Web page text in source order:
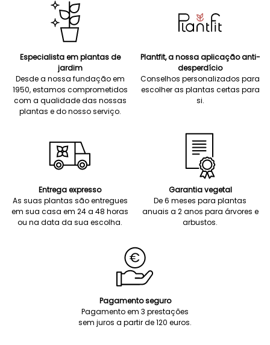
Especialista em plantas de
jardim
Desde a nossa fundação em
1950, estamos comprometidos
com a qualidade das nossas
plantas e do nosso serviço.
Plantfit, a nossa aplicação anti-
desperdício
Conselhos personalizados para
escolher as plantas certas para
si.
Entrega expresso
As suas plantas são entregues
em sua casa em 24 a 48 horas
ou na data da sua escolha.
Garantia vegetal
De 6 meses para plantas
anuais a 2 anos para árvores e
arbustos.
Pagamento seguro
Pagamento em 3 prestações
sem juros a partir de 120 euros.